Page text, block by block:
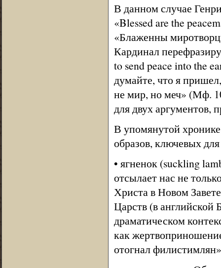
В данном случае
«Blessed are the
«Блаженны
Кардинал
to send peace into the
думайте, что я
не мир, но меч» (Мф.
для двух аргументов,
В упомянутой
образов, ключевых
• ягненок (suckling
отсылает нас не
Христа в Новом
Царств (в
драматическом
как
отогнал